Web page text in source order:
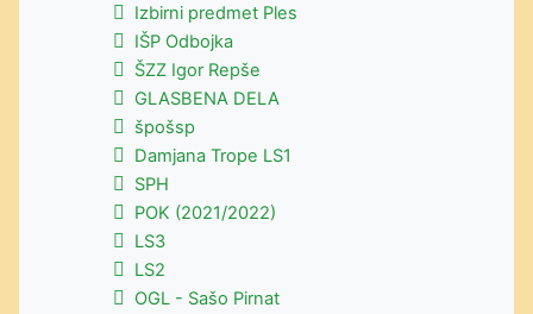
Izbirni predmet Ples
IŠP Odbojka
ŠZZ Igor Repše
GLASBENA DELA
špošsp
Damjana Trope LS1
SPH
POK (2021/2022)
LS3
LS2
OGL - Sašo Pirnat